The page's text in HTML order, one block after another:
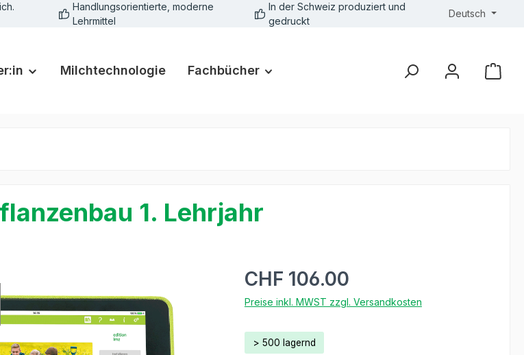
Handlungsorientierte, moderne
Lehrmittel
In der Schweiz produziert und
gedruckt
Deutsch
Milchtechnologie Fachbücher
1. Lehrjahr
CHF 106.00
Preise inkl. MWST zzgl. Versandkosten
> 500 lagernd